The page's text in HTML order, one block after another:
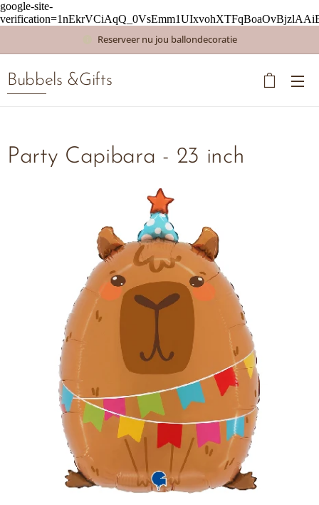
google-site-
Reserveer nu jou ballondecoratie
Bubbels &Gifts
Party Capibara - 23 inch